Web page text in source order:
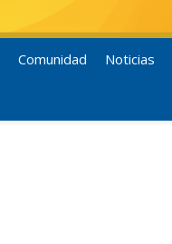
Comunidad Noticias